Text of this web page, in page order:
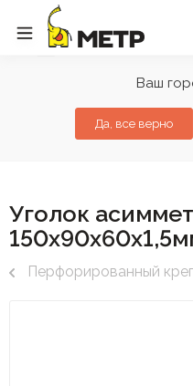
Ваш
Да, все верно
Уголок
Перфорированный